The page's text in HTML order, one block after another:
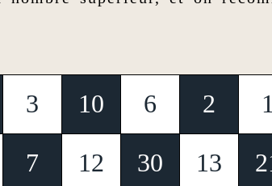
3 10 6 2 1
7 12 30 13